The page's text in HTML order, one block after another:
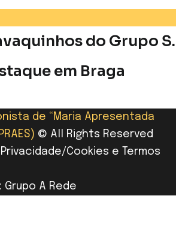
do Grupo S.
em Braga
de “Maria Apresentada
© All Rights Reserved
Cookies e Termos
Grupo A Rede